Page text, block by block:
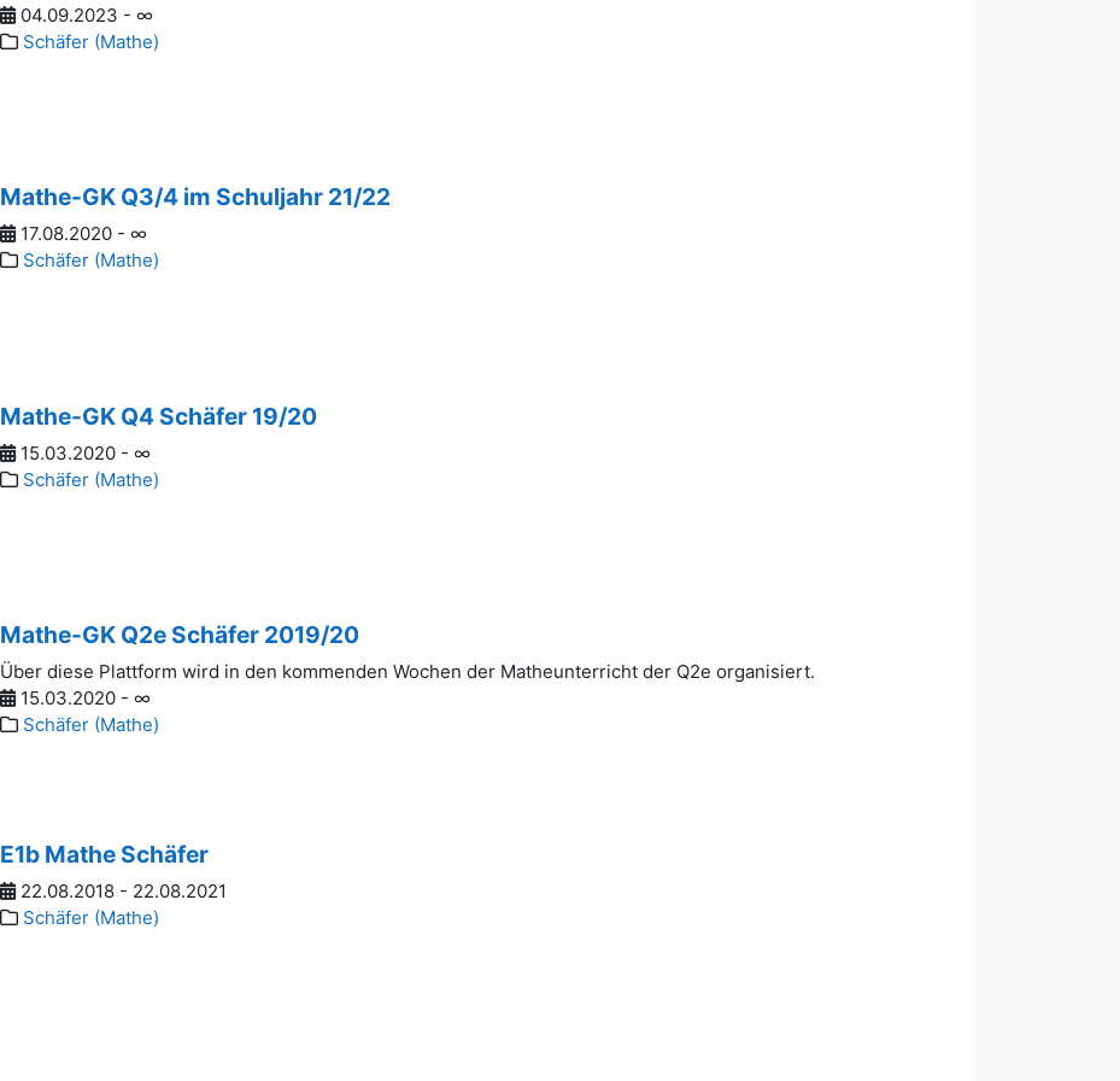
04.09.2023 - ∞
Schäfer (Mathe)
Mathe-GK Q3/4 im Schuljahr 21/22
17.08.2020 - ∞
Schäfer (Mathe)
Mathe-GK Q4 Schäfer 19/20
15.03.2020 - ∞
Schäfer (Mathe)
Mathe-GK Q2e Schäfer 2019/20
Über diese Plattform wird in den kommenden Wochen der Matheunterricht der Q2e organisiert.
15.03.2020 - ∞
Schäfer (Mathe)
E1b Mathe Schäfer
22.08.2018 - 22.08.2021
Schäfer (Mathe)